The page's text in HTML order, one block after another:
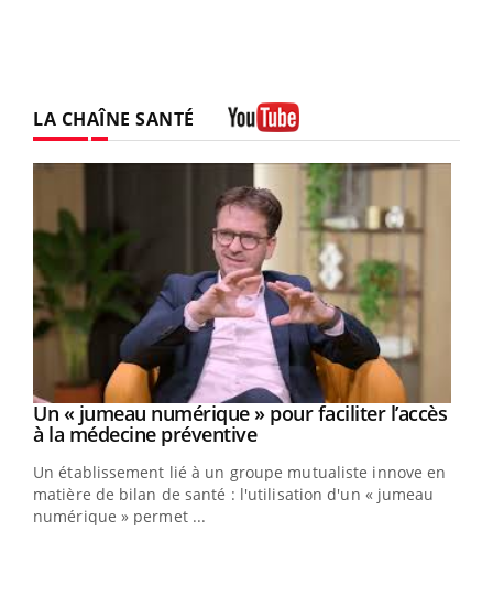
LA CHAÎNE SANTÉ
Youtube
Un « jumeau numérique » pour faciliter l’accès
à la médecine préventiveYoutube
Un établissement lié à un groupe mutualiste innove en
matière de bilan de santé : l'utilisation d'un « jumeau
numérique » permet ...